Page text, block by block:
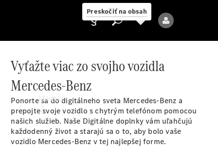
Preskočiť na obsah
Poskytovateľ
Modely
Vyťažte viac zo svojho vozidla
Mercedes-Benz
Ponorte sa do digitálneho sveta Mercedes-Benz a
prepojte svoje vozidlo s chytrým telefónom pomocou
našich služieb. Naše Digitálne doplnky vám uľahčujú
každodenný život a starajú sa o to, aby bolo vaše
vozidlo Mercedes-Benz v tej najlepšejforme.